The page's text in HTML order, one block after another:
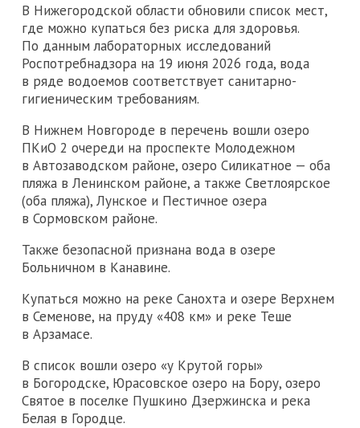
В Нижегородской области обновили список мест,
где можно купаться без риска для здоровья.
По данным лабораторных исследований
Роспотребнадзора на 19 июня 2026 года, вода
в ряде водоемов соответствует санитарно-
гигиеническим требованиям.
В Нижнем Новгороде в перечень вошли озеро
ПКиО 2 очереди на проспекте Молодежном
в Автозаводском районе, озеро Силикатное — оба
пляжа в Ленинском районе, а также Светлоярское
(оба пляжа), Лунское и Пестичное озера
в Сормовском районе.
Также безопасной признана вода в озере
Больничном в Канавине.
Купаться можно на реке Санохта и озере Верхнем
в Семенове, на пруду «408 км» и реке Теше
в Арзамасе.
В список вошли озеро «у Крутой горы»
в Богородске, Юрасовское озеро на Бору, озеро
Святое в поселке Пушкино Дзержинска и река
Белая в Городце.